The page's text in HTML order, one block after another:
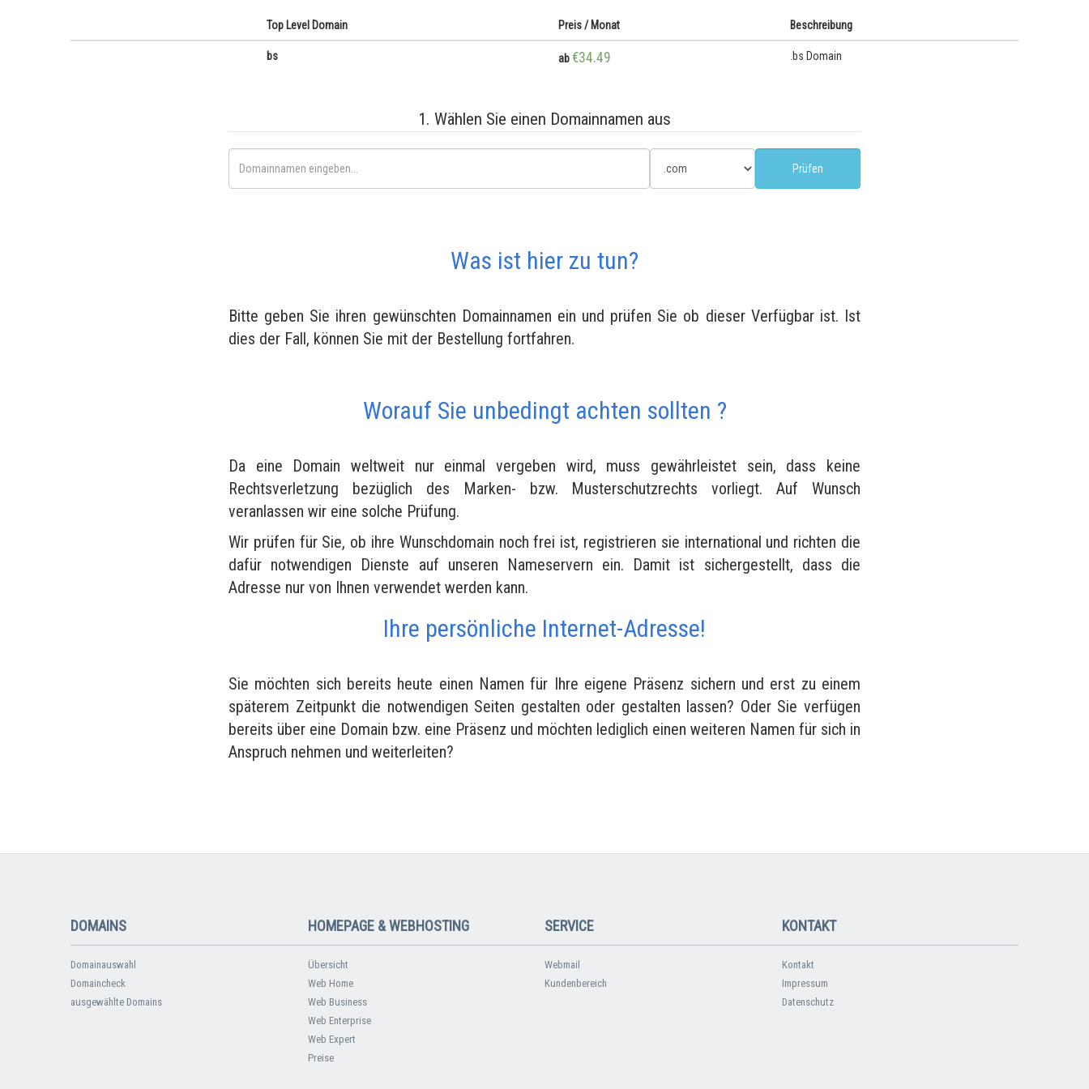
Top Level Domain Preis / Monat Beschreibung
bs ab€34.49 .bs Domain
1. Wählen Sie einen Domainnamen aus
Was ist hier zu tun?
Bitte geben Sie ihren gewünschten Domainnamen ein und prüfen Sie ob dieser Verfügbar ist. Ist
dies der Fall, können Sie mit der Bestellung fortfahren.
Worauf Sie unbedingt achten sollten ?
Da eine Domain weltweit nur einmal vergeben wird, muss gewährleistet sein, dass keine
Rechtsverletzung bezüglich des Marken- bzw. Musterschutzrechts vorliegt. Auf Wunsch
veranlassen wir eine solche Prüfung.
Wir prüfen für Sie, ob ihre Wunschdomain noch frei ist, registrieren sie international und richten die
dafür notwendigen Dienste auf unseren Nameservern ein. Damit ist sichergestellt, dass die
Adresse nur von Ihnen verwendet werden kann.
Ihre persönliche Internet-Adresse!
Sie möchten sich bereits heute einen Namen für Ihre eigene Präsenz sichern und erst zu einem
späterem Zeitpunkt die notwendigen Seiten gestalten oder gestalten lassen? Oder Sie verfügen
bereits über eine Domain bzw. eine Präsenz und möchten lediglich einen weiteren Namen für sich in
Anspruch nehmen und weiterleiten?
DOMAINS
Domainauswahl
Domaincheck
ausgewählte Domains
HOMEPAGE & WEBHOSTING
Übersicht
Web Home
Web Business
Web Enterprise
Web Expert
Preise
SERVICE
Webmail
Kundenbereich
KONTAKT
Kontakt
Impressum
Datenschutz